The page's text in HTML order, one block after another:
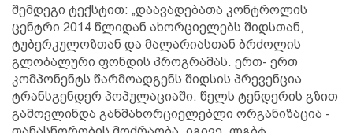
შემდეგი ტექსტით: „დაავადებათა კონტროლის
ცენტრი 2014 წლიდან ახორციელებს შიდსთან,
ტუბერკულოზთან და მალარიასთან ბრძოლის
გლობალური ფონდის პროგრამას. ერთ- ერთ
კომპონენტს წარმოადგენს შიდსის პრევენცია
ტრანსგენდერ პოპულაციაში. წელს ტენდერის გზით
გამოვლინდა განმახორციელებლი ორგანიზაცია -